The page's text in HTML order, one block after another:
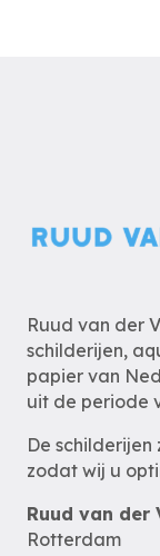
Ruud van der
schilderijen,
papier van
uit de periode
De schilderijen
zodat wij u
Ruud van der
Rotterdam